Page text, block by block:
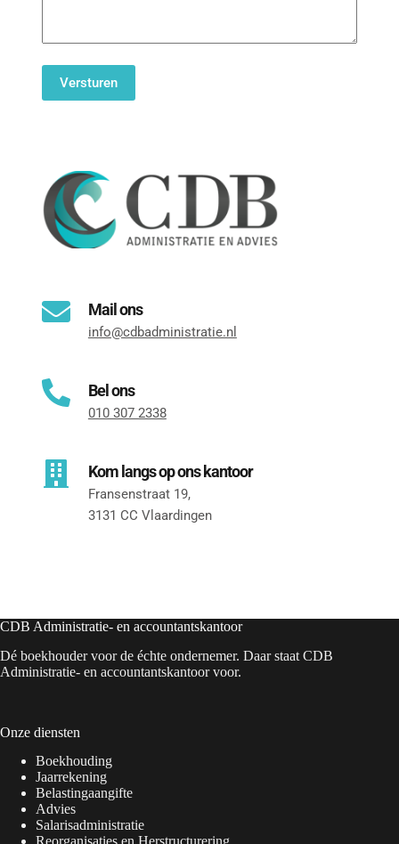
3131 CC Vlaardingen
Mail ons
info@cdbadministratie.nl
Bel ons
010 307 2338
Kom langs op ons kantoor
Fransenstraat 19,
3131 CC Vlaardingen
CDB Administratie- en accountantskantoor
Dé boekhouder voor de échte ondernemer. Daar staat CDB
Administratie- en accountantskantoor voor.
Onze diensten
Boekhouding
Jaarrekening
Belastingaangifte
Advies
Salarisadministratie